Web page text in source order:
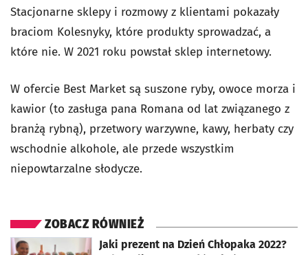
Stacjonarne sklepy i rozmowy z klientami pokazały
braciom Kolesnyky, które produkty sprowadzać, a
które nie. W 2021 roku powstał sklep internetowy.
W ofercie Best Market są suszone ryby, owoce morza i
kawior (to zasługa pana Romana od lat związanego z
branżą rybną), przetwory warzywne, kawy, herbaty czy
wschodnie alkohole, ale przede wszystkim
niepowtarzalne słodycze.
ZOBACZ RÓWNIEŻ
Jaki prezent na Dzień Chłopaka 2022?
otworzy się w nowej karcie